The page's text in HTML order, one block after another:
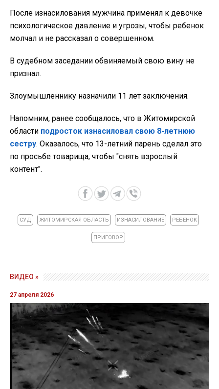
После изнасилования мужчина применял к девочке
психологическое давление и угрозы, чтобы ребенок
молчал и не рассказал о совершенном.
В судебном заседании обвиняемый свою вину не
признал.
Злоумышленнику назначили 11 лет заключения.
Напомним, ранее сообщалось, что в Житомирской
области подросток изнасиловал свою 8-летнюю
сестру. Оказалось, что 13-летний парень сделал это
по просьбе товарища, чтобы "снять взрослый
контент".
СУД ЖИТОМИРСКАЯ ОБЛАСТЬ ИЗНАСИЛОВАНИЕ РЕБЕНОК
ПРИГОВОР
ВИДЕО »
27 апреля 2026